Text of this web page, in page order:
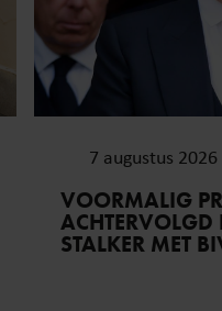
7 augustus 2026
VOORMALIG
STALKER MET